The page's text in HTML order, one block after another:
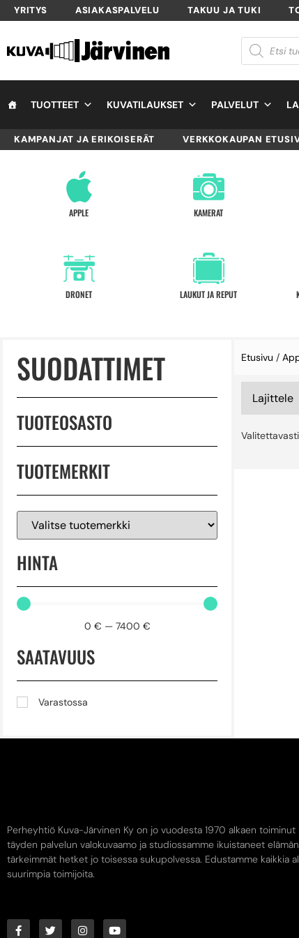
YRITYS ASIAKASPALVELU TAKUU JA TUKI
TUOTTEET KUVATILAUKSET PALVELUT
KAMPANJAT JA ERIKOISERÄT VERKKOKAUPAN
APPLE
DRONET
KAMERAT
LAUKUT JA REPUT
SUODATTIMET
TUOTEOSASTO
TUOTEMERKIT
HINTA
0 € — 7400 €
SAATAVUUS
Varastossa
Etusivu /
Perheyhtiö Kuva-Järvinen Ky on jo vuodesta 1970 alkaen toiminut
täyden palvelun valokuvaamo ja studiossamme ikuistaneet
tärkeimmät hetket jo toisessa sukupolvessa. Edustamme kaikkia
suurimpia toimijoita.